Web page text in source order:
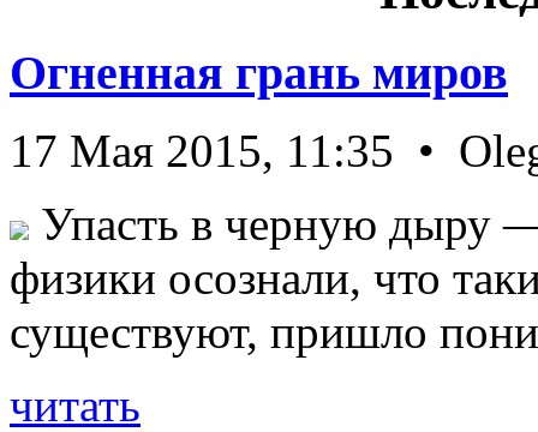
Огненная грань миров
17 Мая 2015, 11:35 •
Упасть в черную дыру
физики осознали, что
существуют, пришло
читать